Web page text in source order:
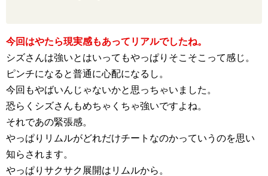
今回はやたら現実感もあってリアルでしたね。
シズさんは強いとはいってもやっぱりそこそこって感じ。
ピンチになると普通に心配になるし。
今回もやばいんじゃないかと思っちゃいました。
恐らくシズさんもめちゃくちゃ強いですよね。
それであの緊張感。
やっぱりリムルがどれだけチートなのかっていうのを思い
知らされます。
やっぱりサクサク展開はリムルから。